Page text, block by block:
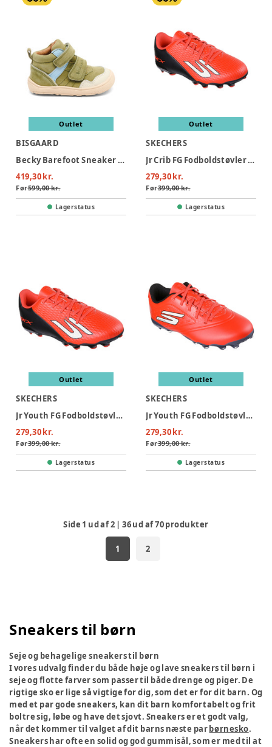
Outlet
BISGAARD
Becky Barefoot Sneaker - Sage
419,30 kr.
Før599,00 kr.
Lagerstatus
Outlet
SKECHERS
Jr Crib FG Fodboldstøvler - Red
279,30 kr.
Før399,00 kr.
Lagerstatus
Outlet
SKECHERS
Jr Youth FG Fodboldstøvler - RDBK
279,30 kr.
Før399,00 kr.
Lagerstatus
Outlet
SKECHERS
Jr Youth FG Fodboldstøvler - Red
279,30 kr.
Før399,00 kr.
Lagerstatus
Side 1 ud af2 |36ud af70produkter
1 2
Sneakers til børn
Seje og behagelige sneakers til børn
I vores udvalg finder du både høje og lave sneakers til børn i
seje og flotte farver som passer til både drenge og piger. De
rigtige sko er lige så vigtige for dig, som det er for dit barn. Og
med et par gode sneakers, kan dit barn komfortabelt og frit
boltre sig, løbe og have det sjovt. Sneakers er et godt valg,
når det kommer til valget af dit barns næste parbørnesko.
Sneakers har ofte en solid og god gummisål, som er med til at